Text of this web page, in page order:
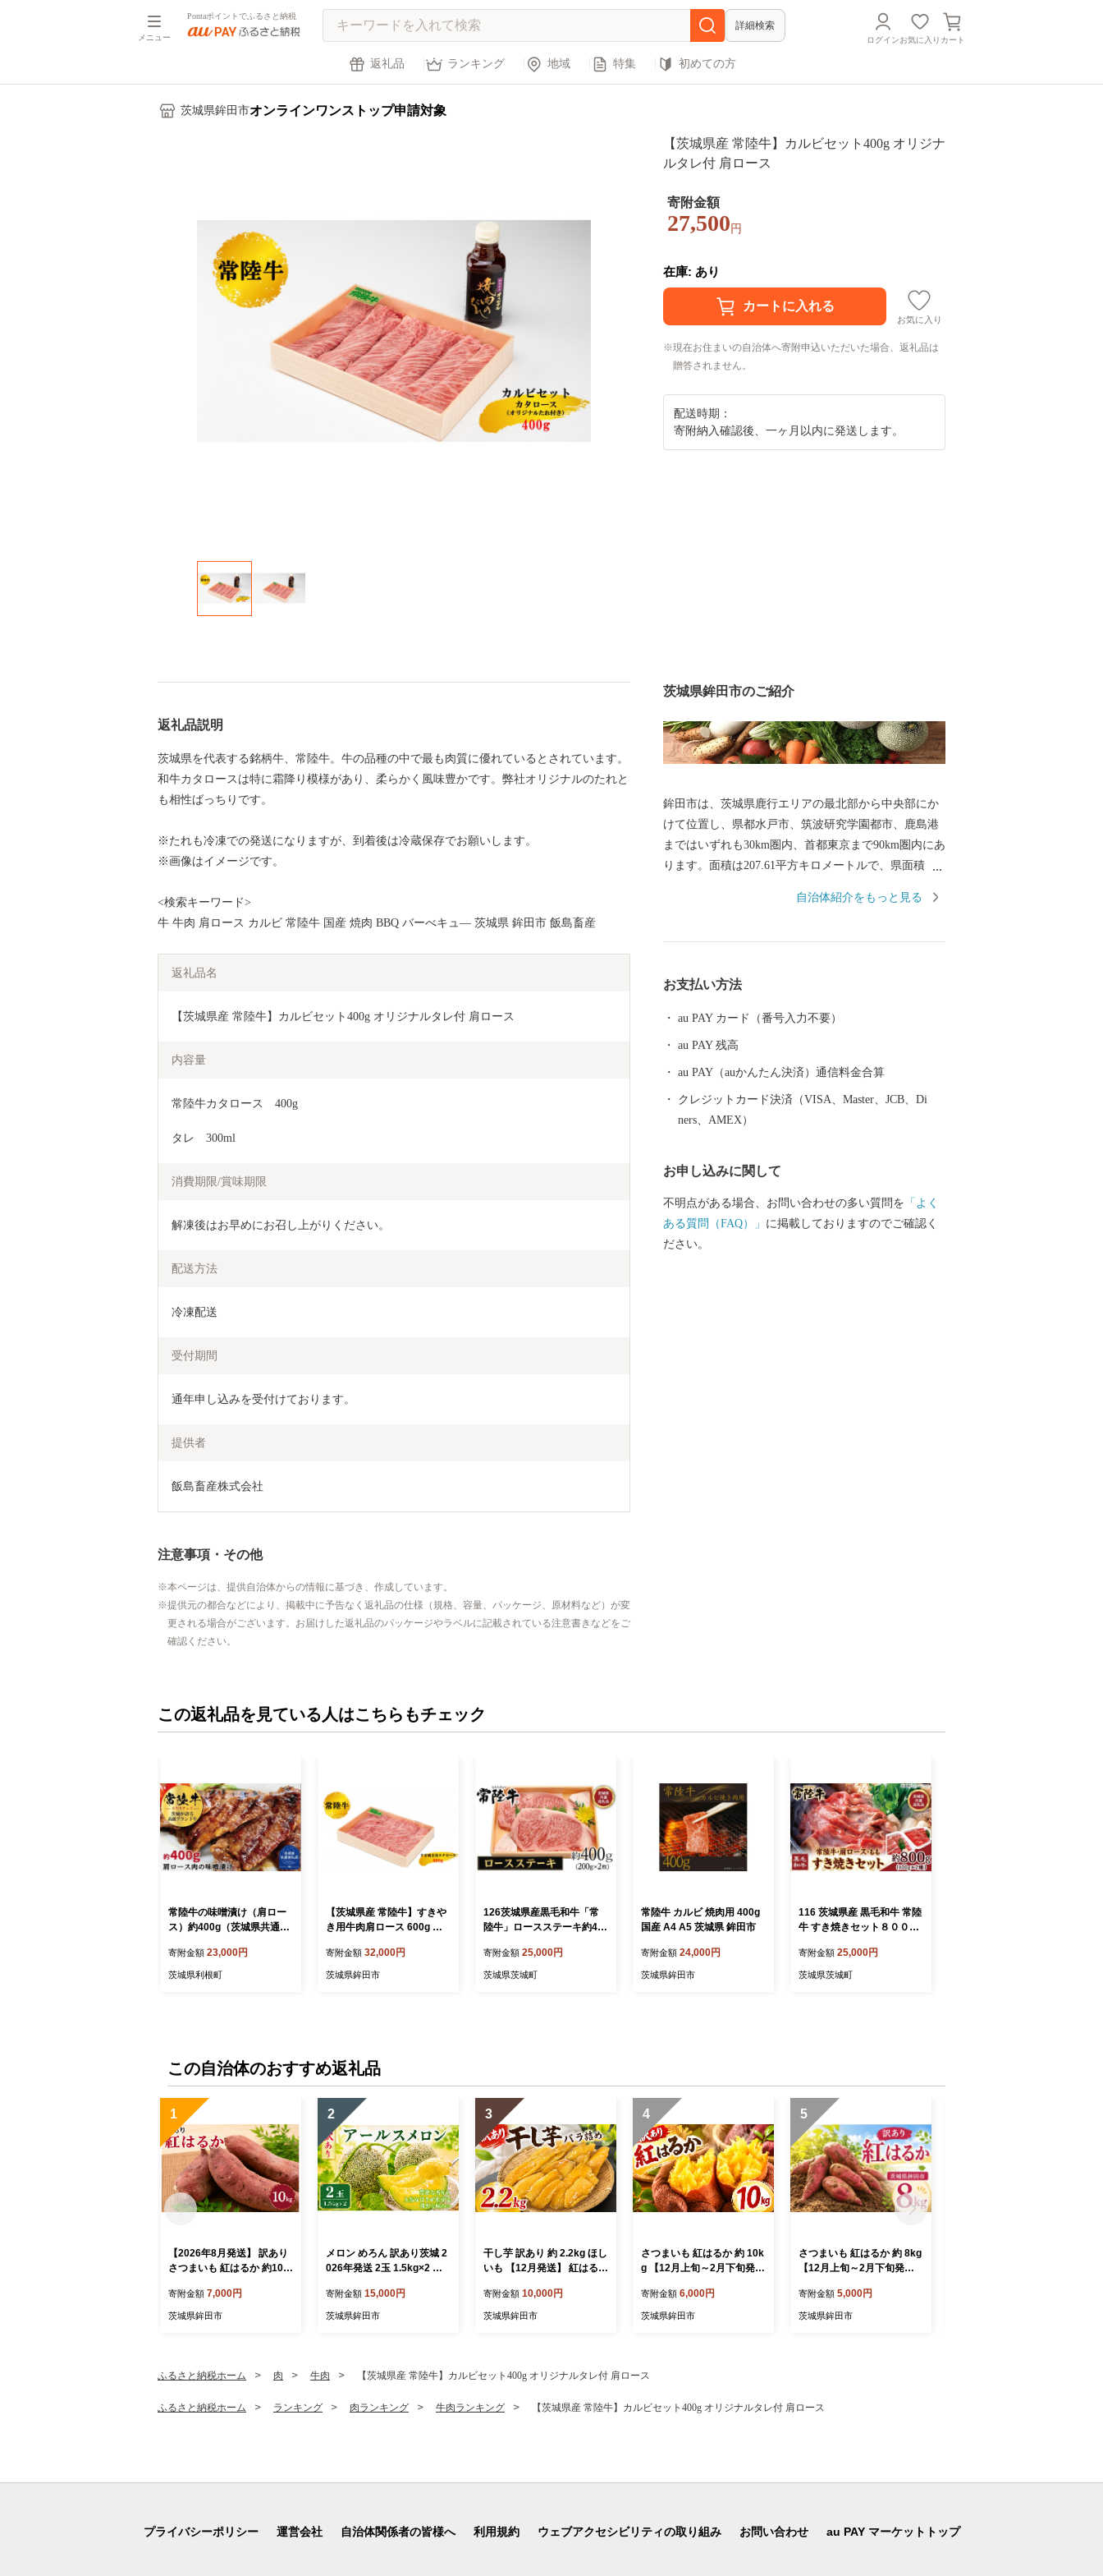
メニュー
Pontaポイントでふるさと納税
詳細検索
ログインお気に入り カート
返礼品 ランキング 地域 特集 初めての方
茨城県鉾田市オンラインワンストップ申請対象
【茨城県産 常陸牛】カルビセット400g オリジナ
ルタレ付 肩ロース
寄附金額
27,500 円
在庫: あり
お気に入り
現在お住まいの自治体へ寄附申込いただいた場合、返礼品は
贈答されません。
配送時期：
寄附納入確認後、一ヶ月以内に発送します。
返礼品説明
茨城県を代表する銘柄牛、常陸牛。牛の品種の中で最も肉質に優れているとされています。
和牛カタロースは特に霜降り模様があり、柔らかく風味豊かです。弊社オリジナルのたれと
も相性ばっちりです。
※たれも冷凍での発送になりますが、到着後は冷蔵保存でお願いします。
※画像はイメージです。
<検索キーワード>
牛 牛肉 肩ロース カルビ 常陸牛 国産 焼肉 BBQ バーべキュ― 茨城県 鉾田市 飯島畜産
返礼品名
【茨城県産 常陸牛】カルビセット400g オリジナルタレ付 肩ロース
内容量
常陸牛カタロース　400g
タレ　300ml
消費期限/賞味期限
解凍後はお早めにお召し上がりください。
配送方法
冷凍配送
受付期間
通年申し込みを受付けております。
提供者
飯島畜産株式会社
注意事項・その他
本ページは、提供自治体からの情報に基づき、作成しています。
提供元の都合などにより、掲載中に予告なく返礼品の仕様（規格、容量、パッケージ、原材料など）が変
更される場合がございます。お届けした返礼品のパッケージやラベルに記載されている注意書きなどをご
確認ください。
茨城県鉾田市のご紹介
鉾田市は、茨城県鹿行エリアの最北部から中央部にか
けて位置し、県都水戸市、筑波研究学園都市、鹿島港
まではいずれも30km圏内、首都東京まで90km圏内にあ
ります。面積は207.61平方キロメートルで、県面積（6,
の鹿島灘に沿って位置する鉾田市は、北は涸沼、南は
農産物として、メロン、イチゴなどのほか、みず菜、
市の花「ヒマワリ」・市の木「サクラ」・市の鳥「ウ
グイス」 鉾田市PRキャラクター「ほこまる」は、豊富
な農産物をはじめとする鉾田市の魅力を日本中にPRす
ばっている「ほこまる」。見かけたら、応援してあげ
自治体紹介をもっと見る
お支払い方法
au PAY カード（番号入力不要）
au PAY 残高
au PAY（auかんたん決済）通信料金合算
クレジットカード決済（VISA、Master、JCB、Di
ners、AMEX）
お申し込みに関して
不明点がある場合、お問い合わせの多い質問を 「よく
ある質問（FAQ）」 に掲載しておりますのでご確認く
ださい。
この返礼品を見ている人はこちらもチェック
常陸牛の味噌漬け（肩ロー
ス）約400g（茨城県共通返
寄附金額 23,000円
茨城県利根町
【茨城県産 常陸牛】すきや
き用牛肉肩ロース 600g カ
寄附金額 32,000円
茨城県鉾田市
126茨城県産黒毛和牛「常
陸牛」ロースステーキ約40
寄附金額 25,000円
茨城県茨城町
常陸牛 カルビ 焼肉用 400g
国産 A4 A5 茨城県 鉾田市
寄附金額 24,000円
茨城県鉾田市
116 茨城県産 黒毛和牛 常陸
牛 すき焼きセット８００ｇ
城県共通返礼品】
寄附金額 25,000円
茨城県茨城町
この自治体のおすすめ返礼品
1
【2026年8月発送】 訳あり
さつまいも 紅はるか 約10k
熟成芋 熟成いも いも 芋 イ
モ 焼き芋 やきいも 不揃い
寄附金額 7,000円
茨城県鉾田市
2
メロン めろん 訳あり茨城 2
026年発送 2玉 1.5kg×2 果
青肉 青肉メロン デザート 2
個 アールスメロン あーるす
旭エメラルド 茨城県 鉾田市
寄附金額 15,000円
茨城県鉾田市
3
干し芋 訳あり 約 2.2kg ほし
いも 【12月発送】 紅はるか
国産 芋 いも べにはるか ho
siimo スイーツ お菓子 おや
むらや
寄附金額 10,000円
茨城県鉾田市
4
さつまいも 紅はるか 約 10k
g 【12月上旬～2月下旬発
つま芋 甘藷 生芋 いも 芋 イ
モ 焼き芋 やきいも 不揃い
寄附金額 6,000円
茨城県鉾田市
5
さつまいも 紅はるか 約 8kg
【12月上旬～2月下旬発
つま芋 甘藷 生芋 いも 芋 イ
モ 焼き芋 やきいも 不揃い
寄附金額 5,000円
茨城県鉾田市
ふるさと納税ホーム 肉 牛肉 【茨城県産 常陸牛】カルビセット400g オリジナルタレ付 肩ロース
ふるさと納税ホーム ランキング 肉ランキング 牛肉ランキング 【茨城県産 常陸牛】カルビセット400g オリジナルタレ付 肩ロース
プライバシーポリシー 運営会社 自治体関係者の皆様へ 利用規約 ウェブアクセシビリティの取り組み お問い合わせ au PAY マーケットトップ